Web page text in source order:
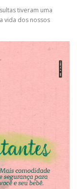
tiveram uma
vida dos nossos